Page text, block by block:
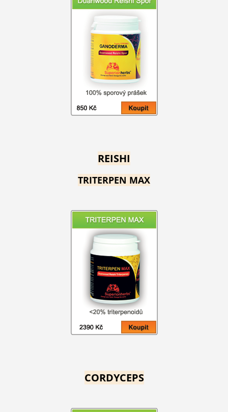
REISHI
TRITERPEN MAX
CORDYCEPS